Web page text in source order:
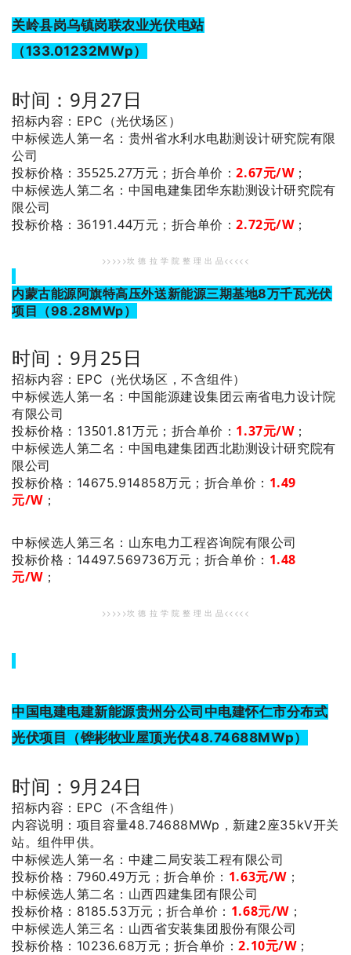
关岭县岗乌镇岗联农业光伏电站
（133.01232MWp）
时间：9月27日
招标内容：EPC（光伏场区）
中标候选人第一名 ：贵州省水利水电勘测设计研究院有限
公司
投标价格：35525.27万元； 折合单价：2.67元/W；
中标候选人第二名 ：中国电建集团华东勘测设计研究院有
限公司
投标价格：36191.44万元； 折合单价：2.72元/W；
>>>>>坎 德 拉 学 院 整 理 出 品<<<<<
内蒙古能源阿旗特高压外送新能源三期基地8万千瓦光伏
项目 （98.28MWp）
时间：9月25日
招标内容：EPC（光伏场区，不含组件）
中标候选人第一名 ：中国能源建设集团云南省电力设计院
有限公司
投标价格：13501.81万元； 折合单价： 1.37元/W；
中标候选人第二名 ：中国电建集团西北勘测设计研究院有
限公司
投标价格：14675.914858万元； 折合单价： 1.49
元/W；
中标候选人第三名 ：山东电力工程咨询院有限公司
投标价格：14497.569736万元； 折合单价： 1.48
元/W；
>>>>>坎 德 拉 学 院 整 理 出 品<<<<<
中国电建电建新能源贵州分公司中电建怀仁市分布式
光伏项目（铧彬牧业屋顶光伏48.74688MWp）
时间：9月24日
招标内容：EPC（不含组件）
内容说明：项目容量48.74688MWp，新建2座35kV开关
站。组件甲供。
中标候选人第一名 ：中建二局安装工程有限公司
投标价格：7960.49万元；折合单价： 1.63元/W；
中标候选人第二名 ：山西四建集团有限公司
投标价格：8185.53万元；折合单价： 1.68元/W；
中标候选人第三名 ：山西省安装集团股份有限公司
投标价格：10236.68万元； 折合单价：2.10元/W；